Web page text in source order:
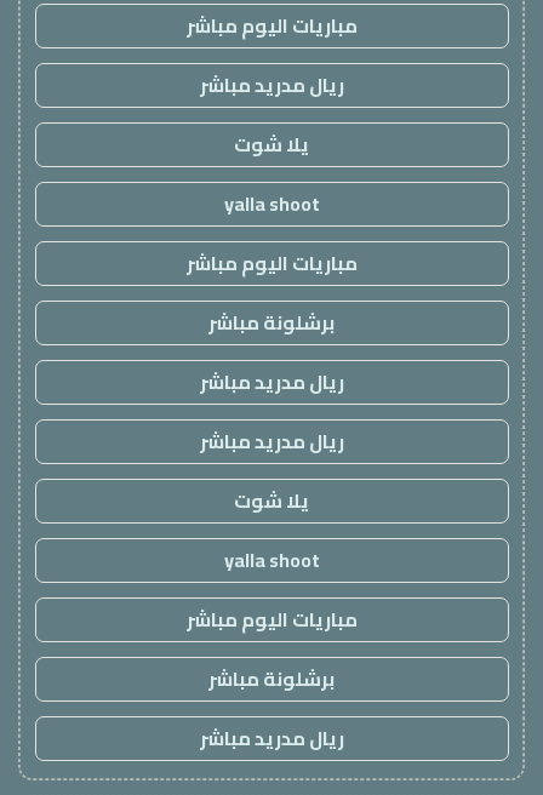
مباريات اليوم مباشر
ريال مدريد مباشر
يلا شوت
yalla shoot
مباريات اليوم مباشر
برشلونة مباشر
ريال مدريد مباشر
ريال مدريد مباشر
يلا شوت
yalla shoot
مباريات اليوم مباشر
برشلونة مباشر
ريال مدريد مباشر